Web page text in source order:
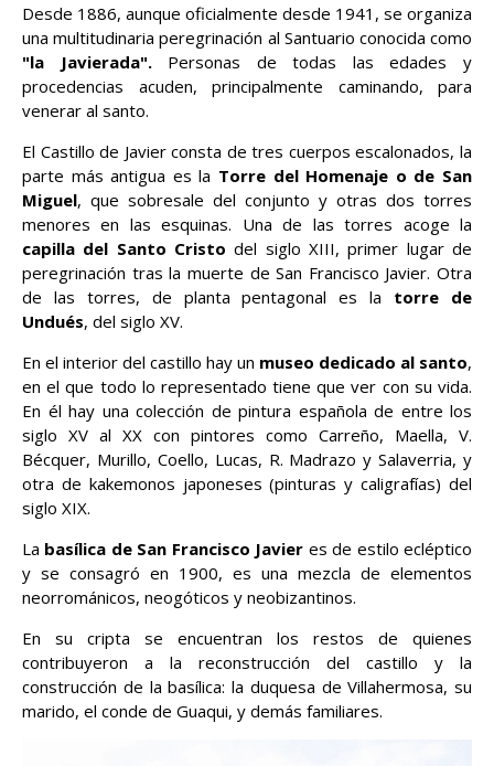
Desde 1886, aunque oficialmente desde 1941, se organiza
una multitudinaria peregrinación al Santuario conocida como
"la Javierada".Personas de todas las edades y
procedencias acuden, principalmente caminando, para
venerar al santo.
El Castillo de Javier consta de tres cuerpos escalonados, la
parte más antigua es la Torre del Homenaje o de San
Miguel, que sobresale del conjunto y otras dos torres
menores en las esquinas. Una de las torres acoge la
capilla del Santo Cristo del siglo XIII, primer lugar de
peregrinación tras la muerte de San Francisco Javier. Otra
de las torres, de planta pentagonal es la torre de
Undués, del siglo XV.
En el interior del castillo hay un museo dedicado al santo,
en el que todo lo representado tiene que ver con su vida.
En él hay una colección de pintura española de entre los
siglo XV al XX con pintores como Carreño, Maella, V.
Bécquer, Murillo, Coello, Lucas, R. Madrazo y Salaverria, y
otra de kakemonos japoneses (pinturas y caligrafías) del
siglo XIX.
La basílica de San Francisco Javier es de estilo ecléptico
y se consagró en 1900, es una mezcla de elementos
neorrománicos, neogóticos y neobizantinos.
En su cripta se encuentran los restos de quienes
contribuyeron a la reconstrucción del castillo y la
construcción de la basílica: la duquesa de Villahermosa, su
marido, el conde de Guaqui, y demás familiares.